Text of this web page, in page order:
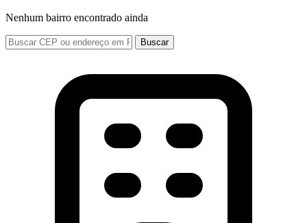
Nenhum bairro encontrado ainda
Buscar